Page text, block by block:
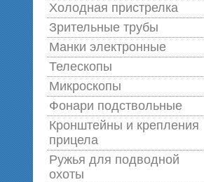
Холодная пристрелка
Зрительные трубы
Манки электронные
Телескопы
Микроскопы
Фонари подствольные
Кронштейны и крепления
прицела
Ружья для подводной
оxоты